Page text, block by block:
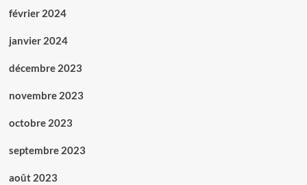
février 2024
janvier 2024
décembre 2023
novembre 2023
octobre 2023
septembre 2023
août 2023